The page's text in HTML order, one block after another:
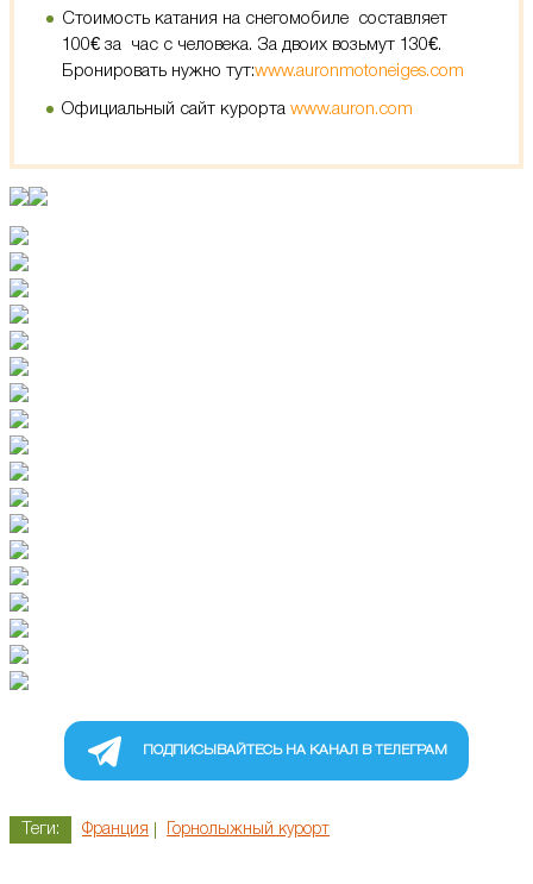
Стоимость катания на снегомобиле составляет
100€ за час с человека. За двоих возьмут 130€.
Бронировать нужно тут:www.auronmotoneiges.com
Официальный сайт курорта www.auron.com
ПОДПИСЫВАЙТЕСЬ НА КАНАЛ В ТЕЛЕГРАМ
Теги: Франция Горнолыжный курорт